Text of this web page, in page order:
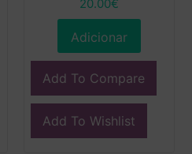
20.00€
Adicionar
Add To Compare
Add To Wishlist